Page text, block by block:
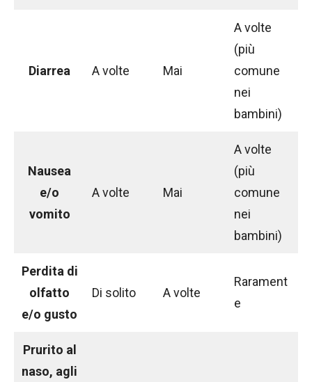
Diarrea A volte Mai
A volte
(più
comune
nei
bambini)
Nausea
e/o
vomito
A volte Mai
A volte
(più
comune
nei
bambini)
Perdita di
olfatto
e/o gusto
Di solito A volte
Rarament
e
Prurito al
naso, agli